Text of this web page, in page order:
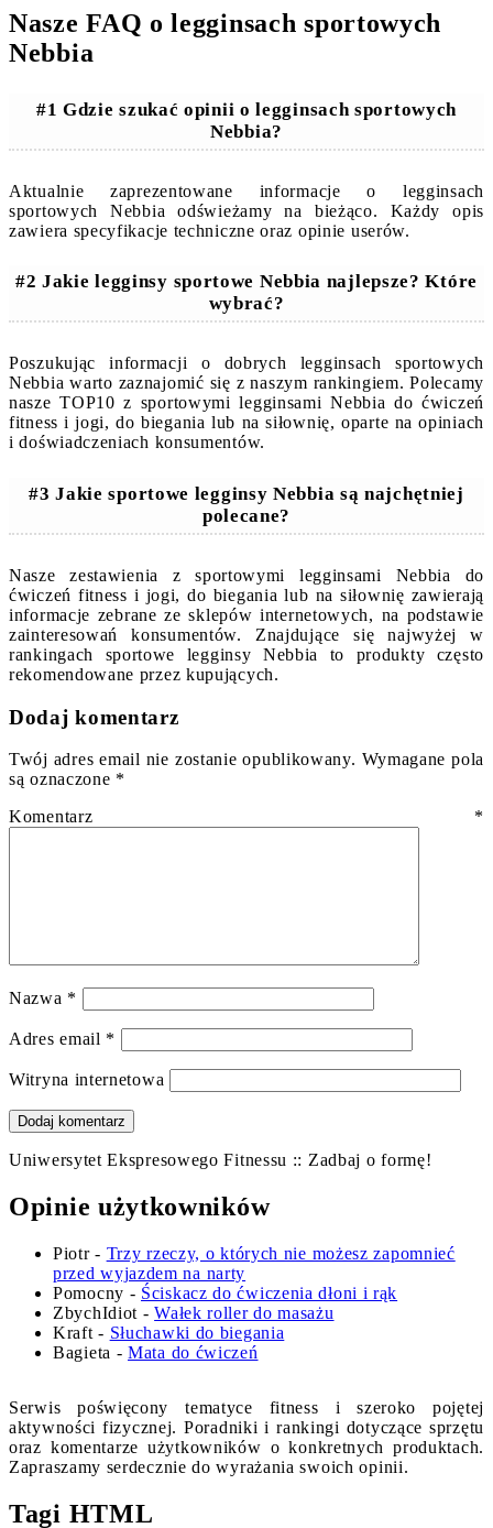
Nasze FAQ o legginsach sportowych
Nebbia
#1 Gdzie szukać opinii o legginsach sportowych
Nebbia?
Aktualnie zaprezentowane informacje o legginsach
sportowych Nebbia odświeżamy na bieżąco. Każdy opis
zawiera specyfikacje techniczne oraz opinie userów.
#2 Jakie legginsy sportowe Nebbia najlepsze? Które
wybrać?
Poszukując informacji o dobrych legginsach sportowych
Nebbia warto zaznajomić się z naszym rankingiem. Polecamy
nasze TOP10 z sportowymi legginsami Nebbia do ćwiczeń
fitness i jogi, do biegania lub na siłownię, oparte na opiniach
i doświadczeniach konsumentów.
#3 Jakie sportowe legginsy Nebbia są najchętniej
polecane?
Nasze zestawienia z sportowymi legginsami Nebbia do
ćwiczeń fitness i jogi, do biegania lub na siłownię zawierają
informacje zebrane ze sklepów internetowych, na podstawie
zainteresowań konsumentów. Znajdujące się najwyżej w
rankingach sportowe legginsy Nebbia to produkty często
rekomendowane przez kupujących.
Dodaj komentarz
Twój adres email nie zostanie opublikowany. Wymagane pola
są oznaczone *
Komentarz *
Nazwa *
Adres email *
Witryna internetowa
Uniwersytet Ekspresowego Fitnessu :: Zadbaj o formę!
Opinie użytkowników
Piotr- Trzy rzeczy, o których nie możesz zapomnieć
przed wyjazdem na narty
Pomocny - Ściskacz do ćwiczenia dłoni i rąk
ZbychIdiot -Wałek roller do masażu
Kraft - Słuchawki do biegania
Bagieta -Mata do ćwiczeń
Serwis poświęcony tematyce fitness i szeroko pojętej
aktywności fizycznej. Poradniki i rankingi dotyczące sprzętu
oraz komentarze użytkowników o konkretnych produktach.
Zapraszamy serdecznie do wyrażania swoich opinii.
Tagi HTML